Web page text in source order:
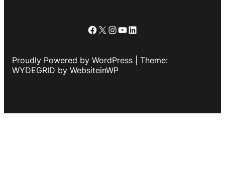
Facebook
X Instagram
YouTube
LinkedIn
Proudly Powered by WordPress | Theme:
WYDEGRID by WebsiteinWP